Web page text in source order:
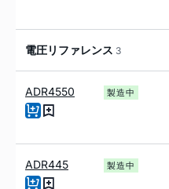
電圧リファレンス 3
ADR4550 製造中
ADR445 製造中